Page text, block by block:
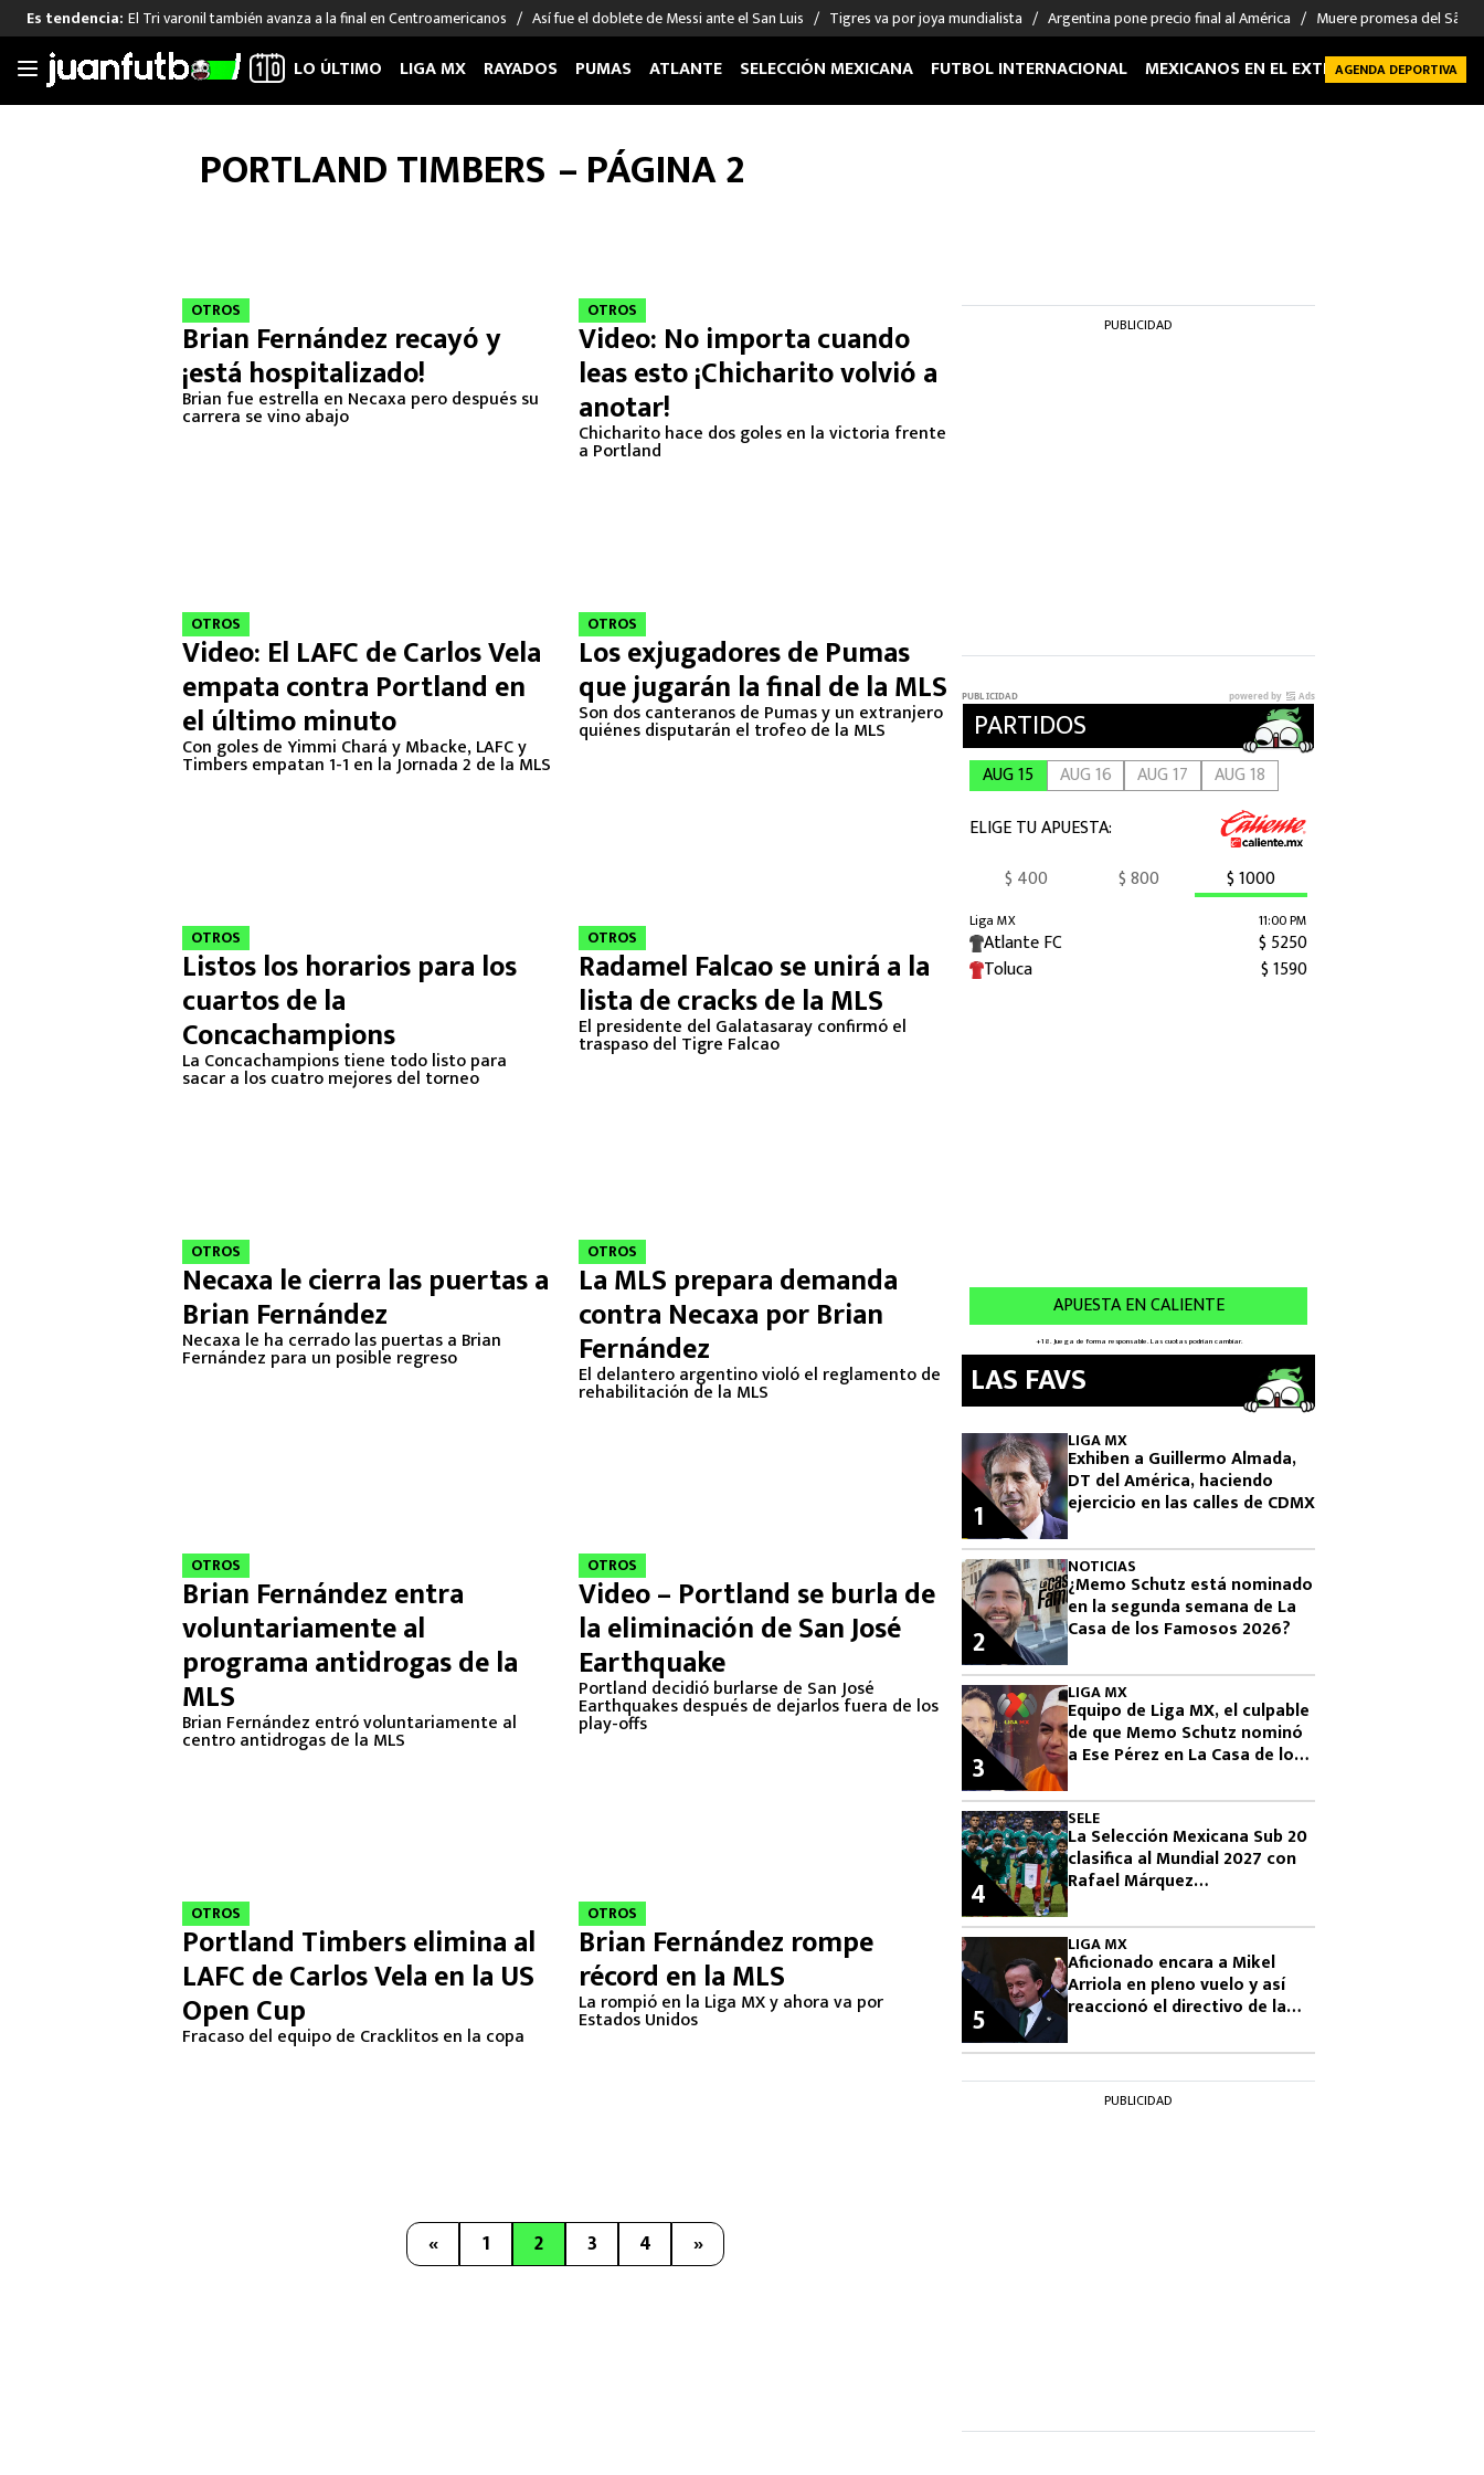
Saltar
Es tendencia: El Tri varonil también avanza a la final en Centroamericanos Así fue el doblete de Messi ante el San Luis Tigres va por joya mundialista Argentina pone precio final al América Muere promesa del São
Chivas de Guadalajara
Liga MX Femenil
Las Noticias
Real Madrid
Barcelona
Las Noticias
Santiago Giménez
Keylor Navas
NBA
Más deportes
LO ÚLTIMO LIGA MX RAYADOS PUMAS ATLANTE SELECCIÓN MEXICANA FUTBOL INTERNACIONAL MEXICANOS EN EL EXTRANJERO FUTBOL
AGENDA DEPORTIVA
PORTLAND TIMBERS – PÁGINA 2
OTROS
Brian Fernández recayó y
¡está hospitalizado!
Brian fue estrella en Necaxa pero después su
carrera se vino abajo
OTROS
Video: No importa cuando
leas esto ¡Chicharito volvió a
anotar!
Chicharito hace dos goles en la victoria frente
a Portland
OTROS
Video: El LAFC de Carlos Vela
empata contra Portland en
el último minuto
Con goles de Yimmi Chará y Mbacke, LAFC y
Timbers empatan 1-1 en la Jornada 2 de la MLS
OTROS
Los exjugadores de Pumas
que jugarán la final de la MLS
Son dos canteranos de Pumas y un extranjero
quiénes disputarán el trofeo de la MLS
OTROS
Listos los horarios para los
cuartos de la
Concachampions
La Concachampions tiene todo listo para
sacar a los cuatro mejores del torneo
OTROS
Radamel Falcao se unirá a la
lista de cracks de la MLS
El presidente del Galatasaray confirmó el
traspaso del Tigre Falcao
OTROS
Necaxa le cierra las puertas a
Brian Fernández
Necaxa le ha cerrado las puertas a Brian
Fernández para un posible regreso
OTROS
La MLS prepara demanda
contra Necaxa por Brian
Fernández
El delantero argentino violó el reglamento de
rehabilitación de la MLS
OTROS
Brian Fernández entra
voluntariamente al
programa antidrogas de la
MLS
Brian Fernández entró voluntariamente al
centro antidrogas de la MLS
OTROS
Video – Portland se burla de
la eliminación de San José
Earthquake
Portland decidió burlarse de San José
Earthquakes después de dejarlos fuera de los
play-offs
OTROS
Portland Timbers elimina al
LAFC de Carlos Vela en la US
Open Cup
Fracaso del equipo de Cracklitos en la copa
OTROS
Brian Fernández rompe
récord en la MLS
La rompió en la Liga MX y ahora va por
Estados Unidos
« 1 2 3 4 »
PUBLICIDAD
LAS FAVS
LIGA MX
Exhiben a Guillermo Almada,
DT del América, haciendo
ejercicio en las calles de CDMX
1
NOTICIAS
¿Memo Schutz está nominado
en la segunda semana de La
Casa de los Famosos 2026?
2
LIGA MX
Equipo de Liga MX, el culpable
de que Memo Schutz nominó
a Ese Pérez en La Casa de los
3
SELE
La Selección Mexicana Sub 20
clasifica al Mundial 2027 con
Rafael Márquez
4
LIGA MX
Aficionado encara a Mikel
Arriola en pleno vuelo y así
reaccionó el directivo de la
5
PUBLICIDAD